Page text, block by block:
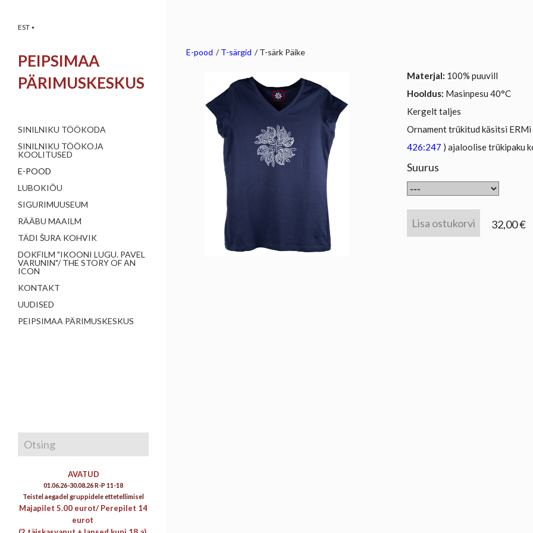
EST ▼
PEIPSIMAA
PÄRIMUSKESKUS
SINILNIKU TÖÖKODA
SINILNIKU TÖÖKOJA
KOOLITUSED
E-POOD
LUBOKIÕU
SIGURIMUUSEUM
RÄÄBU MAAILM
TÄDI ŠURA KOHVIK
DOKFILM "IKOONI LUGU. PAVEL
VARUNIN"/ THE STORY OF AN
ICON
KONTAKT
UUDISED
PEIPSIMAA PÄRIMUSKESKUS
E-pood / T-särgid / T-särk Päike
Materjal: 100% puuvill
Hooldus: Masinpesu 40°C
Kergelt taljes
Ornament trükitud käsitsi ERMi
426:247 ) ajaloolise trükipaku
Suurus
Lisa ostukorvi 32,00 €
AVATUD
01.06.26-30.08.26 R-P 11-18
Teistel aegadel gruppidele ettetellimisel
Majapilet 5.00 eurot/ Perepilet 14
eurot